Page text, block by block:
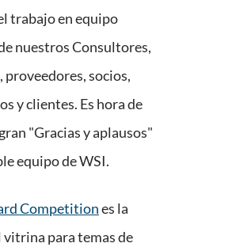
trabajo en equipo
nuestros Consultores,
proveedores, socios,
y clientes. Es hora de
"Gracias y aplausos"
equipo de WSI.
Competitiones la
para temas de